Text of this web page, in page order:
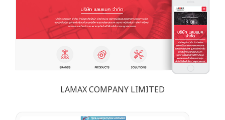
LAMAX COMPANY LIMITED